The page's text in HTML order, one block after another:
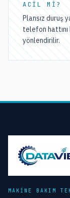
ACIL MI?
Plansız duruş
telefon hattını
yönlendirilir.
MAKINE BAKIM